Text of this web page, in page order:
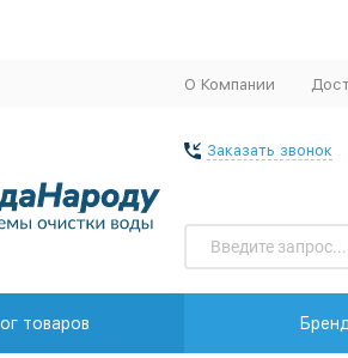
О Компании
Заказать звонок
товаров